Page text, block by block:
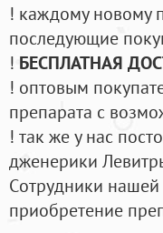
! каждому новому
последующие
! БЕСПЛАТНАЯ
! оптовым
препарата с
! так же у нас
дженерики
Cотрудники
приобретение